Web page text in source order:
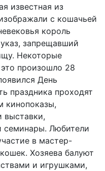
известная из
с кошачьей
король
запрещавший
Некоторые
произошло 28
День
праздника проходят
кинопоказы,
выставки,
семинары. Любители
в мастер-
Хозяева балуют
и игрушками,